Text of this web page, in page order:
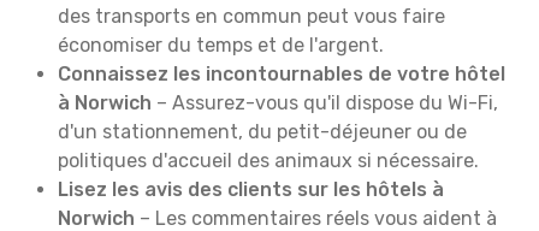
des transports en commun peut vous faire
économiser du temps et de l'argent.
Connaissez les incontournables de votre hôtel
à Norwich – Assurez-vous qu'il dispose du Wi-Fi,
d'un stationnement, du petit-déjeuner ou de
politiques d'accueil des animaux si nécessaire.
Lisez les avis des clients sur les hôtels à
Norwich – Les commentaires réels vous aident à